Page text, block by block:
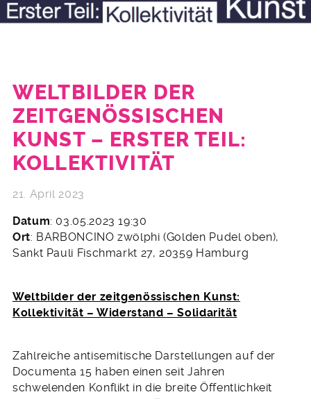
WELTBILDER DER
ZEITGENÖSSISCHEN
KUNST – ERSTER TEIL:
KOLLEKTIVITÄT
21. April 2023
Datum: 03.05.2023 19:30
Ort: BARBONCINO zwölphi (Golden Pudel oben),
Sankt Pauli Fischmarkt 27, 20359 Hamburg
Weltbilder der zeitgenössischen Kunst:
Kollektivität – Widerstand – Solidarität
Zahlreiche antisemitische Darstellungen auf der
Documenta 15 haben einen seit Jahren
schwelenden Konflikt in die breite Öffentlichkeit